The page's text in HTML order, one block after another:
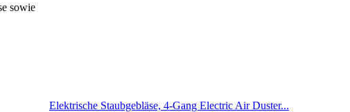
sowie
Elektrische Staubgebläse, 4-Gang Electric Air Duster...